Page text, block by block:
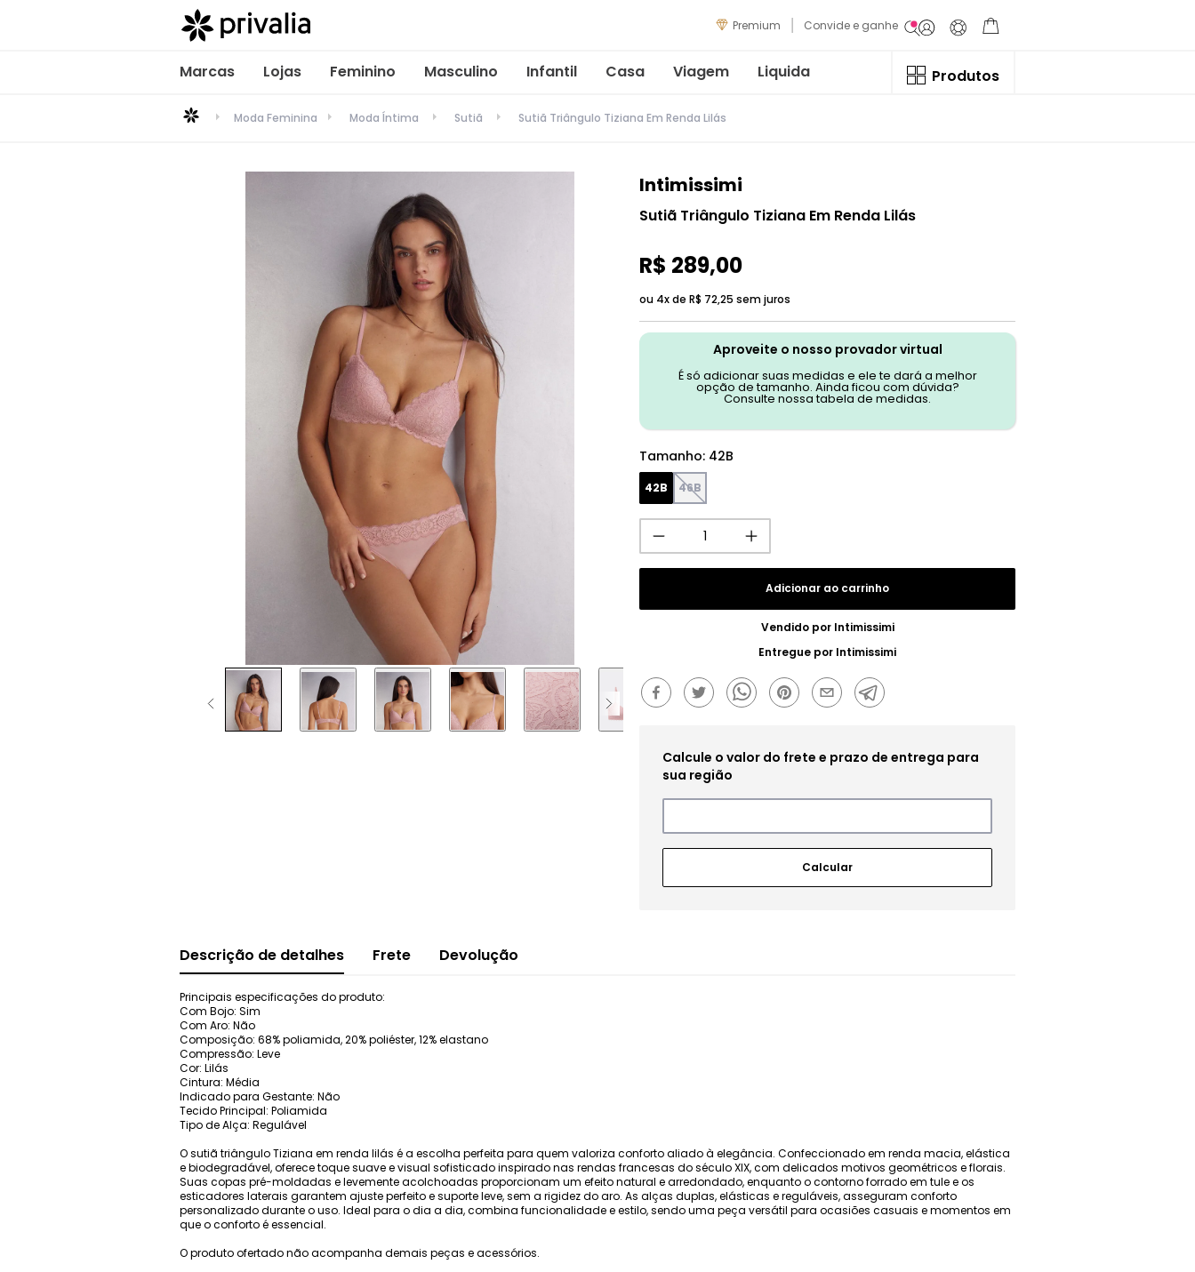
Premium Convide e ganhe
Marcas Lojas Feminino Masculino Infantil Casa Viagem Liquida Produtos
Moda Feminina Moda Íntima Sutiã Sutiã Triângulo Tiziana Em Renda Lilás
Intimissimi
Sutiã Triângulo Tiziana Em Renda Lilás
R$ 289,00
ou 4x de R$ 72,25 sem juros
Aproveite o nosso provador virtual
É só adicionar suas medidas e ele te dará a melhor
opção de tamanho. Ainda ficou com dúvida?
Consulte nossa tabela de medidas.
Tamanho: 42B
42B 46B
Adicionar ao carrinho
Vendido por Intimissimi
Entregue por Intimissimi
Descrição de detalhes Frete Devolução
Principais especificações do produto:
Com Bojo: Sim
Com Aro: Não
Composição: 68% poliamida, 20% poliéster, 12% elastano
Compressão: Leve
Cor: Lilás
Cintura: Média
Indicado para Gestante: Não
Tecido Principal: Poliamida
Tipo de Alça: Regulável
O sutiã triângulo Tiziana em renda lilás é a escolha perfeita para quem valoriza conforto aliado à elegância. Confeccionado em renda macia, elástica
e biodegradável, oferece toque suave e visual sofisticado inspirado nas rendas francesas do século XIX, com delicados motivos geométricos e florais.
Suas copas pré-moldadas e levemente acolchoadas proporcionam um efeito natural e arredondado, enquanto o contorno forrado em tule e os
esticadores laterais garantem ajuste perfeito e suporte leve, sem a rigidez do aro. As alças duplas, elásticas e reguláveis, asseguram conforto
personalizado durante o uso. Ideal para o dia a dia, combina funcionalidade e estilo, sendo uma peça versátil para ocasiões casuais e momentos em
que o conforto é essencial.
O produto ofertado não acompanha demais peças e acessórios.